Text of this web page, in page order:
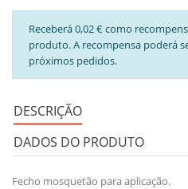
Receberá 0,02 € como
produto. A recompensa poderá
próximos pedidos.
DESCRIÇÃO
DADOS DO PRODUTO
Fecho mosquetão para aplicação.